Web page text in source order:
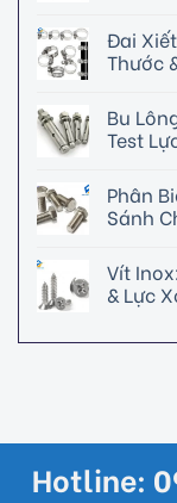
Đai
Thước
Bu
Test
Phân
Sánh
Vít
& Lực
Hotline: